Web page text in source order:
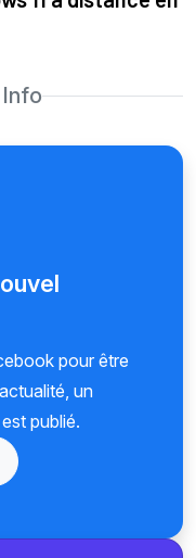
pour être
un
publié.